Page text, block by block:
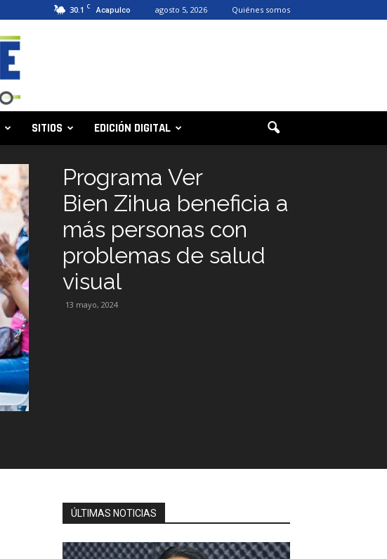
30.1 C Acapulco agosto 5, 2026 Quiénes somos
SITIOS EDICIÓN DIGITAL
Programa Ver
Bien Zihua beneficia a
más personas con
problemas de salud
visual
13 mayo, 2024
ÚLTIMAS NOTICIAS